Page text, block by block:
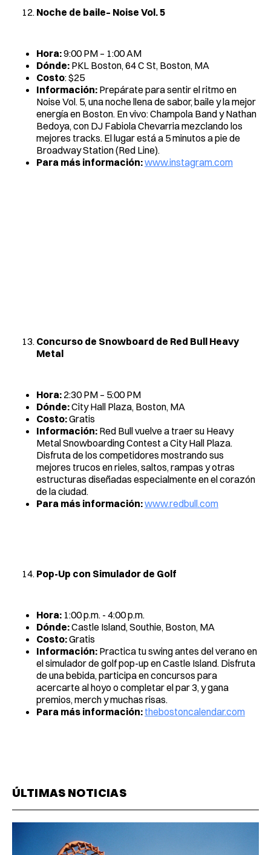
Noche de baile– Noise Vol. 5
Hora:9:00 PM – 1:00 AM
Dónde: PKL Boston, 64 C St, Boston, MA
Costo: $25
Información: Prepárate para sentir el ritmo en
Noise Vol. 5, una noche llena de sabor, baile y la mejor
energía en Boston. En vivo: Champola Band y Nathan
Bedoya, con DJ Fabiola Chevarria mezclando los
mejores tracks. El lugar está a 5 minutos a pie de
Broadway Station (Red Line).
Para más información:www.instagram.com
Concurso de Snowboard de Red Bull Heavy
Metal
Hora: 2:30 PM – 5:00 PM
Dónde:City Hall Plaza, Boston, MA
Costo:Gratis
Información: Red Bull vuelve a traer su Heavy
Metal Snowboarding Contest a City Hall Plaza.
Disfruta de los competidores mostrando sus
mejores trucos en rieles, saltos, rampas y otras
estructuras diseñadas especialmente en el corazón
de la ciudad.
Para más información:www.redbull.com
Pop-Up con Simulador de Golf
Hora: 1:00 p.m. - 4:00 p.m.
Dónde:Castle Island, Southie, Boston, MA
Costo:Gratis
Información: Practica tu swing antes del verano en
el simulador de golf pop-up en Castle Island. Disfruta
de una bebida, participa en concursos para
acercarte al hoyo o completar el par 3, y gana
premios, merch y muchas risas.
Para más información: thebostoncalendar.com
ÚLTIMAS NOTICIAS